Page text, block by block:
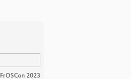
FrOSCon 2023